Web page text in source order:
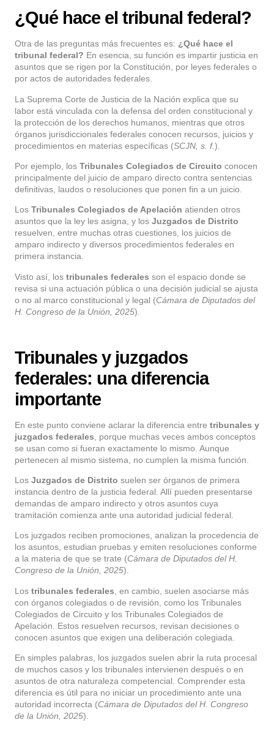
¿Qué hace el tribunal federal?
Otra de las preguntas más frecuentes es: ¿Qué hace el
tribunal federal? En esencia, su función es impartir justicia en
asuntos que se rigen por la Constitución, por leyes federales o
por actos de autoridades federales.
La Suprema Corte de Justicia de la Nación explica que su
labor está vinculada con la defensa del orden constitucional y
la protección de los derechos humanos, mientras que otros
órganos jurisdiccionales federales conocen recursos, juicios y
procedimientos en materias específicas (SCJN, s. f.).
Por ejemplo, los Tribunales Colegiados de Circuito conocen
principalmente del juicio de amparo directo contra sentencias
definitivas, laudos o resoluciones que ponen fin a un juicio.
Los Tribunales Colegiados de Apelación atienden otros
asuntos que la ley les asigna, y los Juzgados de Distrito
resuelven, entre muchas otras cuestiones, los juicios de
amparo indirecto y diversos procedimientos federales en
primera instancia.
Visto así, los tribunales federales son el espacio donde se
revisa si una actuación pública o una decisión judicial se ajusta
o no al marco constitucional y legal (Cámara de Diputados del
H. Congreso de la Unión, 2025).
Tribunales y juzgados
federales: una diferencia
importante
En este punto conviene aclarar la diferencia entre tribunales y
juzgados federales , porque muchas veces ambos conceptos
se usan como si fueran exactamente lo mismo. Aunque
pertenecen al mismo sistema, no cumplen la misma función.
Los Juzgados de Distrito suelen ser órganos de primera
instancia dentro de la justicia federal. Allí pueden presentarse
demandas de amparo indirecto y otros asuntos cuya
tramitación comienza ante una autoridad judicial federal.
Los juzgados reciben promociones, analizan la procedencia de
los asuntos, estudian pruebas y emiten resoluciones conforme
a la materia de que se trate (Cámara de Diputados del H.
Congreso de la Unión, 2025).
Los tribunales federales , en cambio, suelen asociarse más
con órganos colegiados o de revisión, como los Tribunales
Colegiados de Circuito y los Tribunales Colegiados de
Apelación. Estos resuelven recursos, revisan decisiones o
conocen asuntos que exigen una deliberación colegiada.
En simples palabras, los juzgados suelen abrir la ruta procesal
de muchos casos y los tribunales intervienen después o en
asuntos de otra naturaleza competencial. Comprender esta
diferencia es útil para no iniciar un procedimiento ante una
autoridad incorrecta (Cámara de Diputados del H. Congreso
de la Unión, 2025).